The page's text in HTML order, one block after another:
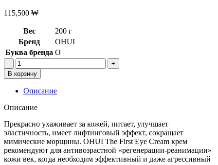
115,500 ₩
Вес
200 г
Бренд
OHUI
Буква бренда O
Количество
товара
[OHUI]Антивозрастной
крем
для
кожи
глаз
со
стволовыми
клетками
OHUI
В корзину
Описание
Описание
Прекрасно ухаживает за кожей, питает, улучшает
эластичность, имеет лифтинговый эффект, сокращает
мимические морщины. OHUI The First Eye Cream крем
рекомендуют для антивозрастной «регенерации-реанимации»
кожи век, когда необходим эффективный и даже агрессивный